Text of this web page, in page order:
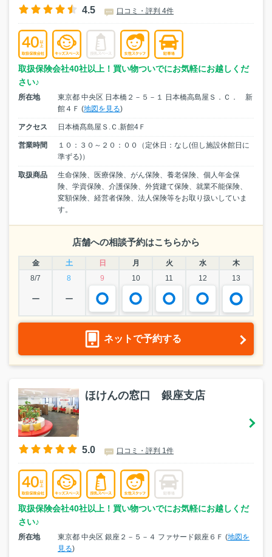
4.5 口コミ・評判 4件
取扱保険会社40社以上！買い物ついでにお気軽にお越しくだ
さい♪
所在地
東京都 中央区 日本橋２－５－１ 日本橋高島屋Ｓ．Ｃ． 新
館４Ｆ (地図を見る)
アクセス 日本橋髙島屋Ｓ.Ｃ.新館4Ｆ
営業時間
１０：３０～２０：００（定休日：なし(但し施設休館日に
準ずる)）
取扱商品
生命保険、医療保険、がん保険、養老保険、個人年金保
険、学資保険、介護保険、外貨建て保険、就業不能保険、
変額保険、経営者保険、法人保険等をお取り扱いしていま
す。
店舗への相談予約はこちらから
金 土 日 月 火 水
木
8/7
8 9 10 11 12 13
ー ー
ネットで予約する
ほけんの窓口 銀座支店
5.0 口コミ・評判 1件
取扱保険会社40社以上！買い物ついでにお気軽にお越しくだ
さい♪
所在地 東京都 中央区 銀座２－５－４ ファサード銀座６Ｆ (地図を
見る)